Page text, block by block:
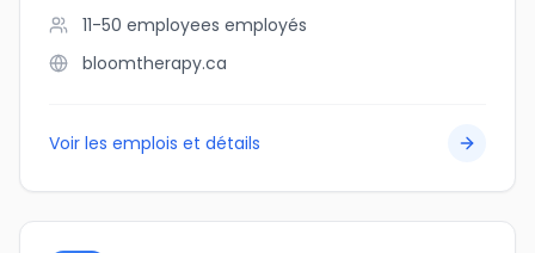
11-50 employees employés
bloomtherapy.ca
Voir les emplois et détails